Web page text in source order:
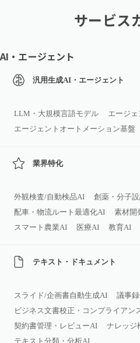
サービス
AI・エージェント
汎用生成AI・エージェント
LLM・大規模言語モデル
エージ
エージェントオートメーション基盤
業界特化
外観検査/自動検品AI
創薬・分子
配車・物流ルート最適化AI
素材開
スマート農業AI
医療AI 教育AI
テキスト・ドキュメント
スライド/企画書自動生成AI 議事
ビジネス文書校正・コンプライアン
契約書管理・レビューAI
ナレッジ
テキスト分類・分析AI